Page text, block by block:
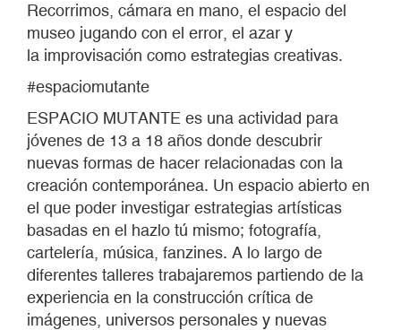
Recorrimos, cámara en mano, el espacio del
museo jugando con el error, el azar y
la improvisación como estrategias creativas.
#espaciomutante
ESPACIO MUTANTE es una actividad para
jóvenes de 13 a 18 años donde descubrir
nuevas formas de hacer relacionadas con la
creación contemporánea. Un espacio abierto en
el que poder investigar estrategias artísticas
basadas en el hazlo tú mismo; fotografía,
cartelería, música, fanzines. A lo largo de
diferentes talleres trabajaremos partiendo de la
experiencia en la construcción crítica de
imágenes, universos personales y nuevas